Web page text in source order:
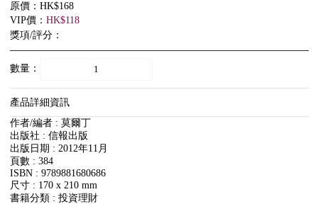
原價：HK$168
VIP價： HK$118
獎項/評分：
數量：
產品詳細資訊
作者/編者 : 莫爾丁
出版社 : 信報出版
出版日期 : 2012年11月
頁數 : 384
ISBN : 9789881680686
尺寸 : 170 x 210 mm
書籍分類 : 投資理財